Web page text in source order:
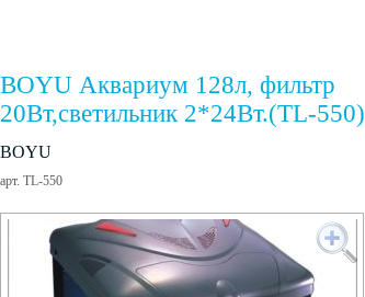
BOYU Аквариум 128л, фильтр
20Вт,светильник 2*24Вт.(TL-550)
BOYU
арт. TL-550